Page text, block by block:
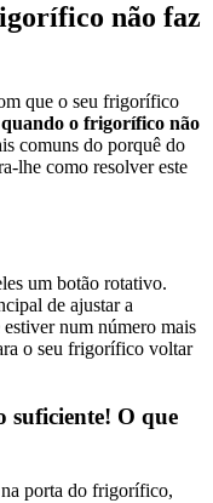
não faz
que o seu frigorífico
o frigorífico não
comuns do porquê do
lhe como resolver este
um botão rotativo.
de ajustar a
num número mais
o seu frigorífico voltar
suficiente! O que
porta do frigorífico,